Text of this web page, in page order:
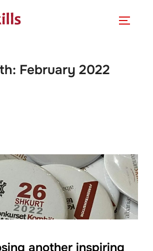
February 2022
another inspiring